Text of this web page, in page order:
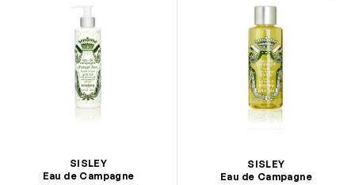
SISLEY
Eau de Campagne
SISLEY
Eau de Campagne